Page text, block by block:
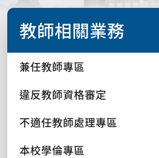
教師相關業務
兼任教師專區
違反教師資格審定
不適任教師處理專區
本校學倫專區